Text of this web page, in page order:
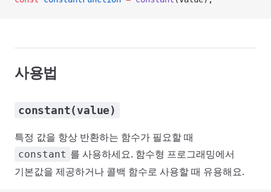
사용법
constant(value)
특정 값을 항상 반환하는 함수가 필요할 때
constant 를 사용하세요. 함수형 프로그래밍에서
기본값을 제공하거나 콜백 함수로 사용할 때 유용해요.